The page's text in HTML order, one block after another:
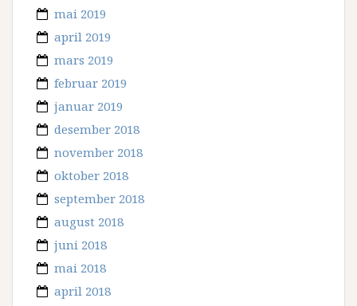
mai 2019
april 2019
mars 2019
februar 2019
januar 2019
desember 2018
november 2018
oktober 2018
september 2018
august 2018
juni 2018
mai 2018
april 2018